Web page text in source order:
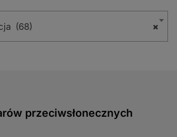
×
(68)
przeciwsłonecznych